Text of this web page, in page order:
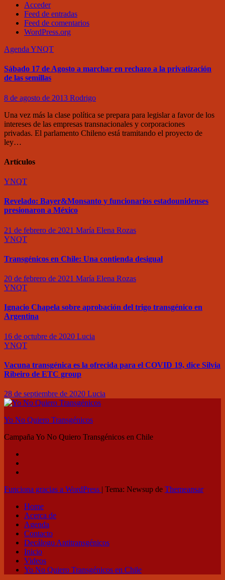
Acceder
Feed de entradas
Feed de comentarios
WordPress.org
Agenda YNQT
Sábado 17 de Agosto a marchar en rechazo a la privatización
de las semillas
8 de agosto de 2013 Rodrigo
Una vez más la clase política se prepara para legislar a favor de los
intereses de las empresas transnacionales y corporaciones
privadas. El parlamento Chileno está tramitando el proyecto de
ley…
Artículos
YNQT
Revelado: Bayer&Monsanto y funcionarios estadounidenses
presionaron a México
21 de febrero de 2021 María Elena Rozas
YNQT
Transgénicos en Chile: Una contienda desigual
20 de febrero de 2021 María Elena Rozas
YNQT
Ignacio Chapela sobre aprobación del trigo transgénico en
Argentina
16 de octubre de 2020 Lucia
YNQT
Vacuna transgénica es la ofrecida para el COVID 19, dice Silvia
Ribeiro de ETC group
28 de septiembre de 2020 Lucia
Yo No Quiero Transgénicos
Campaña Yo No Quiero Transgénicos en Chile
Funciona gracias a WordPress | Tema: Newsup de Themeansar
Home
Acerca de
Agenda
Contacto
Decálogo Antitransgénicos
Inicio
Videos
Yo No Quiero Transgénicos en Chile